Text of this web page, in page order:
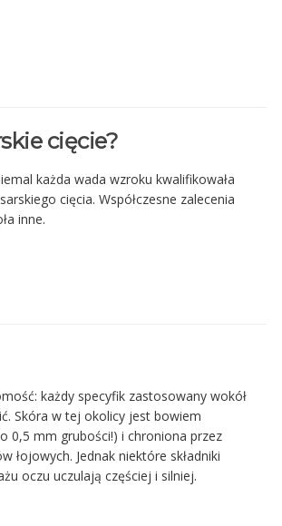
cięcie?
każda wada wzroku kwalifikowała
cięcia. Współczesne zalecenia
inne.
każdy specyfik zastosowany wokół
Skóra w tej okolicy jest bowiem
0,5 mm grubości!) i chroniona przez
łojowych. Jednak niektóre składniki
oczu uczulają częściej i silniej.